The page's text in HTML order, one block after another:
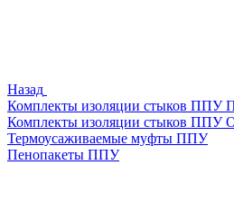
Назад
Комплекты изоляции стыков ППУ
Комплекты изоляции стыков ППУ
Термоусаживаемые муфты ППУ
Пенопакеты ППУ